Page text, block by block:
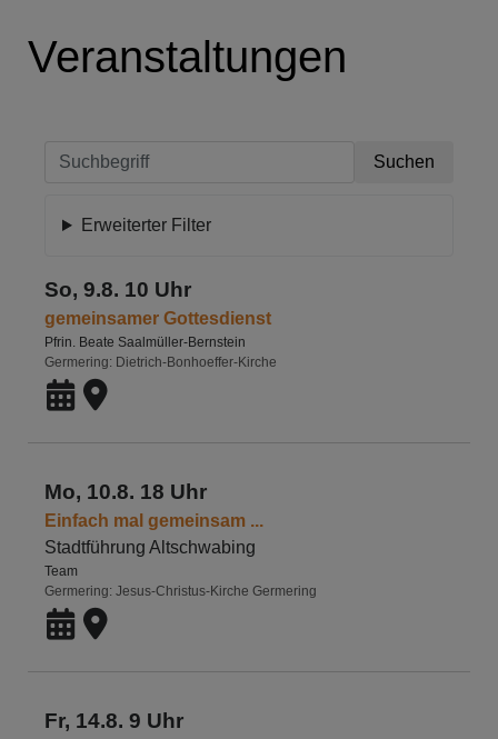
Veranstaltungen
Erweiterter Filter
So, 9.8. 10 Uhr
gemeinsamer Gottesdienst
Pfrin. Beate Saalmüller-Bernstein
Germering
Dietrich-Bonhoeffer-Kirche
Mo, 10.8. 18 Uhr
Einfach mal gemeinsam ...
Stadtführung Altschwabing
Team
Germering Jesus-Christus-Kirche Germering
Fr, 14.8. 9 Uhr